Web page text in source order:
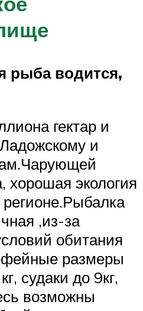
рыба водится,
гектар и
и
хорошая экология
,из-за
обитания
размеры
судаки до 9кг,
возможны